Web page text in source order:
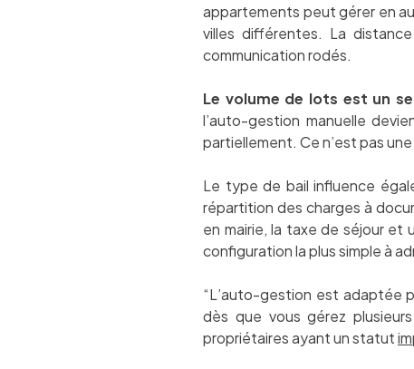
appartements peut gérer en
villes différentes. La
communication rodés.
Le volume de lots est un
l’auto-gestion manuelle
partiellement. Ce n’est pas
Le type de bail influence
répartition des charges à
en mairie, la taxe de séjour et
configuration la plus simple à
“L’auto-gestion est adaptée
dès que vous gérez
propriétaires ayant un statut